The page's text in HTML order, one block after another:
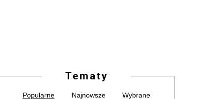
Tematy
Popularne Najnowsze Wybrane